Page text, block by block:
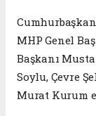
MHP Genel
Başkanı
Soylu, Çevre
Murat Kurum